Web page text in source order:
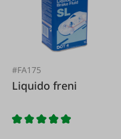
#FA175
Liquido freni